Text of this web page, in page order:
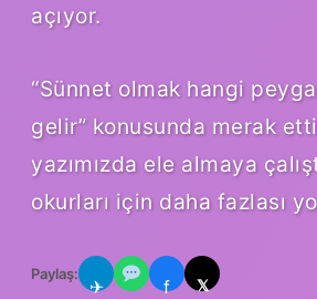
açıyor.
“Sünnet olmak hangi
gelir” konusunda merak
yazımızda ele almaya
okurları için daha fazlası
Paylaş:
✈ f 𝕏